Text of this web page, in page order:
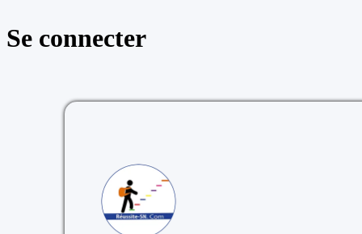
Se connecter